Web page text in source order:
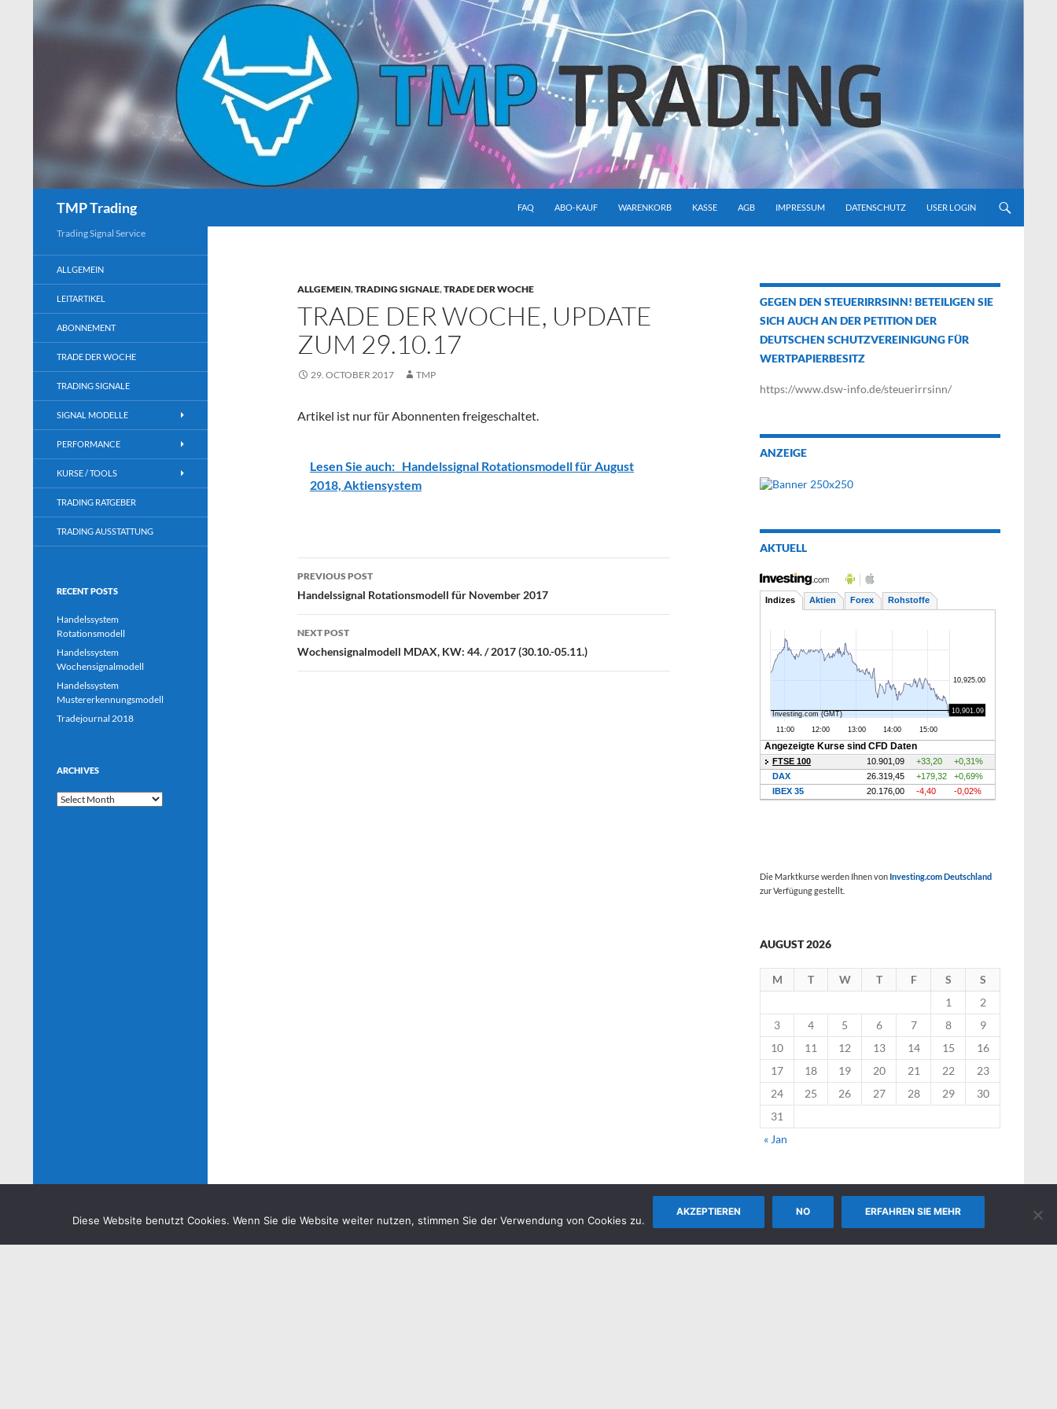
TMP Trading
FAQ
ABO-KAUF WARENKORB KASSE AGB IMPRESSUM DATENSCHUTZ USER LOGIN
ALLGEMEIN,TRADING SIGNALE,TRADE DER WOCHE
TRADE DER WOCHE, UPDATE
ZUM 29.10.17
29. OCTOBER 2017 TMP
Artikel ist nur für Abonnenten freigeschaltet.
Lesen Sie auch: Handelssignal Rotationsmodell für August
2018, Aktiensystem
Post
navigation
PREVIOUS POST
Handelssignal Rotationsmodell für November 2017
NEXT POST
Wochensignalmodell MDAX, KW: 44. / 2017 (30.10.-05.11.)
GEGEN DEN STEUERIRRSINN! BETEILIGEN SIE
SICH AUCH AN DER PETITION DER
DEUTSCHEN SCHUTZVEREINIGUNG FÜR
WERTPAPIERBESITZ
https://www.dsw-info.de/steuerirrsinn/
ANZEIGE
AKTUELL
Die Marktkurse werden Ihnen von Investing.com Deutschland
zur Verfügung gestellt.
AUGUST 2026
M T W T F S
S
1
2
3
4 5 6 7 8
9
10
11 12 13 14 15
16
17
18 19 20 21 22
23
24
25 26 27 28 29
30
31
« Jan
Trading Signal Service
ALLGEMEIN
LEITARTIKEL
ABONNEMENT
TRADE DER WOCHE
TRADING SIGNALE
SIGNAL MODELLE
PERFORMANCE
KURSE / TOOLS
TRADING RATGEBER
TRADING AUSSTATTUNG
RECENT POSTS
Handelssystem
Rotationsmodell
Handelssystem
Wochensignalmodell
Handelssystem
Mustererkennungsmodell
Tradejournal 2018
ARCHIVES
Archives
Diese Website benutzt Cookies. Wenn Sie die Website weiter nutzen, stimmen Sie der Verwendung von Cookies zu.
AKZEPTIEREN NO ERFAHREN SIE MEHR